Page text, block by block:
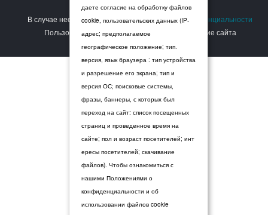
Политикой конфиденциальности
В случае несогласия с условиямиПолитики конфиденциальности
Пользователь должен прекратить использование сайта
даете согласие на обработку файлов
cookie, пользовательских данных (IP-
адрес; предполагаемое
географическое положение; тип.
версия, язык браузера : тип устройства
и разрешение его экрана; тип и
версия ОС; поисковые системы,
фразы, баннеры, с которых был
переход на сайт: список посещенных
страниц и проведенное время на
сайте; пол и возраст посетителей; инт
ересы посетителей; скачивание
файлов). Чтобы ознакомиться с
нашими Положениями о
конфиденциальности и об
использовании файлов cookie